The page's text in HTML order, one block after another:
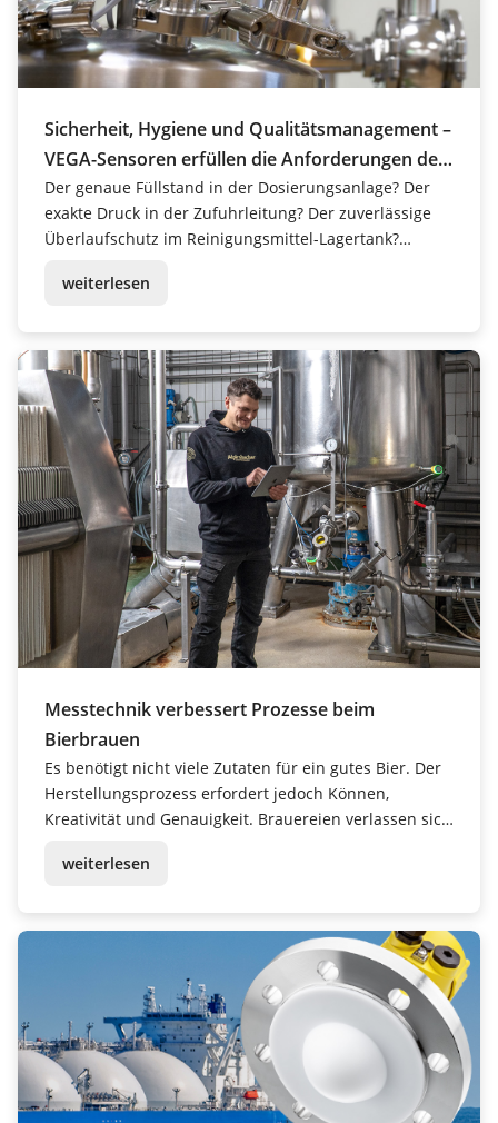
Sicherheit, Hygiene und Qualitätsmanagement –
VEGA-Sensoren erfüllen die Anforderungen der
Pharmabranche
Der genaue Füllstand in der Dosierungsanlage? Der
exakte Druck in der Zufuhrleitung? Der zuverlässige
Überlaufschutz im Reinigungsmittel-Lagertank?
vielfältige Weise für Sicherheit und Effizienz.
weiterlesen
Messtechnik verbessert Prozesse beim
Bierbrauen
Es benötigt nicht viele Zutaten für ein gutes Bier. Der
Herstellungsprozess erfordert jedoch Können,
Kreativität und Genauigkeit. Brauereien verlassen sich
weiterlesen